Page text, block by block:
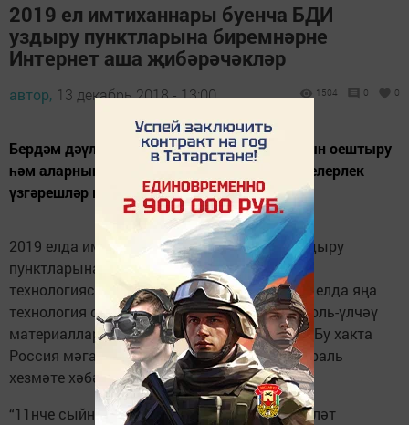
2019 ел имтиханнары буенча БДИ
уздыру пунктларына биремнәрне
Интернет аша җибәрәчәкләр
автор, 13 декабрь 2018 - 13:00 1504 0 0
Бердәм дәүләт һәм төп дәүләт имтиханнарын оештыру
һәм аларның эчтәлеге 2019 уку елында сизелерлек
үзгәрешләр кичермәячәк.
2019 елда имтихан материалларын БДИ уздыру
пунктларына Интернет аша җибәрү пилот
технологиясен кертү планлаштырыла. 2020 елда яңа
технология саклана торган дисктагы контроль-үлчәү
материалларын тулысынча алыштырачак. Бу хакта
Россия мәгариф һәм фән күзәтчелеге федераль
хезмәте хәбәр итә.
“11нче сыйныф укучыларының бердәм дәүләт